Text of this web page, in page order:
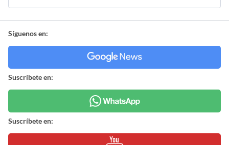
Síguenos en:
Suscríbete en:
Suscríbete en: